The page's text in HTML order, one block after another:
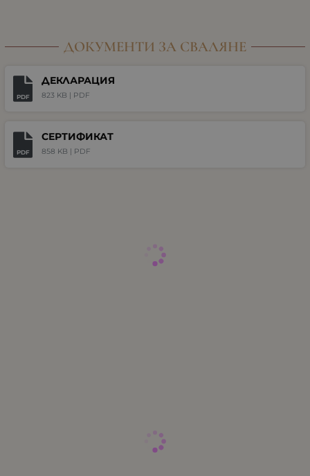
ДОКУМЕНТИ ЗА СВАЛЯНЕ
PDF
ДЕКЛАРАЦИЯ
823 KB | PDF
PDF
СЕРТИФИКАТ
858 KB | PDF